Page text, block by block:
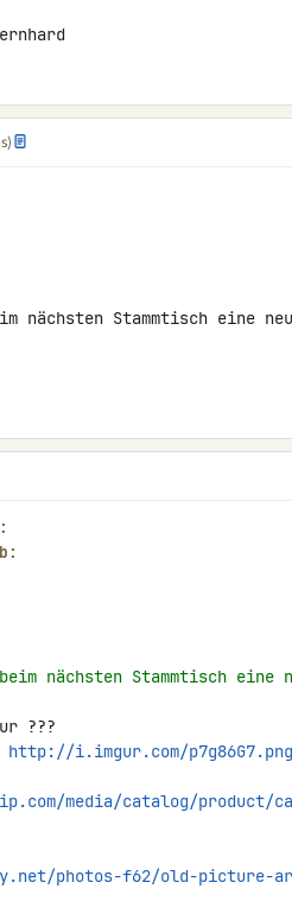
nächsten Stammtisch eine
nächsten Stammtisch eine
???
http://i.imgur.com/p7g86G7.png
media/catalog/product/
photos-f62/old-picture-